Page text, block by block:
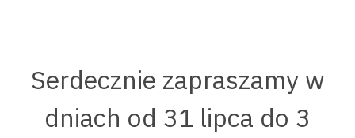
Serdecznie zapraszamy w
dniach od 31 lipca do 3